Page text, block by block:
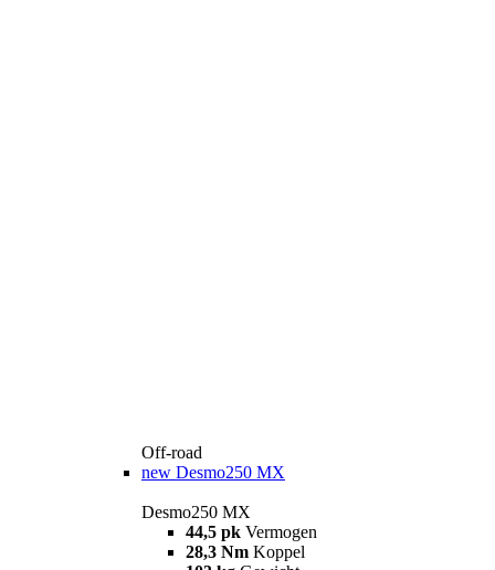
Off-road
new Desmo250 MX
Desmo250 MX
44,5 pk Vermogen
28,3 Nm Koppel